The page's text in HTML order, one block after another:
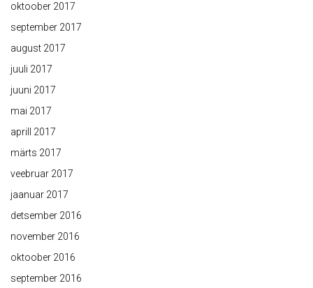
oktoober 2017
september 2017
august 2017
juuli 2017
juuni 2017
mai 2017
aprill 2017
märts 2017
veebruar 2017
jaanuar 2017
detsember 2016
november 2016
oktoober 2016
september 2016